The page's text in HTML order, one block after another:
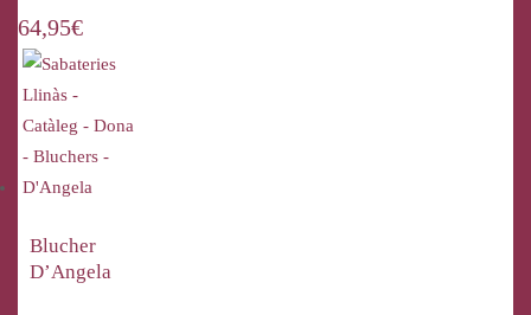
64,95€
Blucher
D’Angela